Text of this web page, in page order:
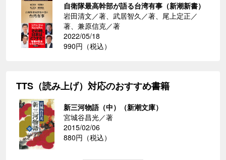
自衛隊最高幹部が語る台湾有事（新潮新書）
岩田清文／著、武居智久／著、尾上定正／
著、兼原信克／著
2022/05/18
990円（税込）
TTS（読み上げ）対応のおすすめ書籍
新三河物語（中）（新潮文庫）
宮城谷昌光／著
2015/02/06
880円（税込）